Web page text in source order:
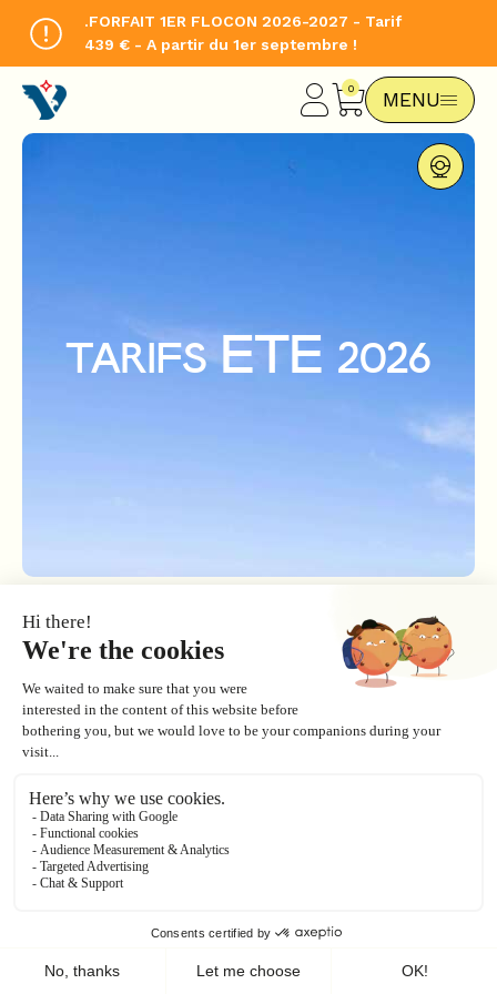
.FORFAIT 1ER FLOCON 2026-2027 - Tarif
439 € - A partir du 1er septembre !
MENU
TARIFSETE 2026
E-pass Loisirs
Une formule d'abonnement avec un accès
libre et illimité à la piscine, à la patinoire et
aux remontées mécaniques (accès VTT inclus)
Les journées d'utilisation sont forcément
consécutives
Pass loisirs 1 à 3 jours
CHANGE LANGUAGE
FR